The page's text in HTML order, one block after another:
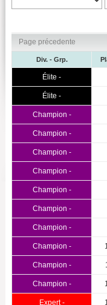
Page précedente
Div. - Grp.
Élite -
Élite -
Champion -
Champion -
Champion -
Champion -
Champion -
Champion -
Champion -
Champion -
Champion -
Champion -
Expert -